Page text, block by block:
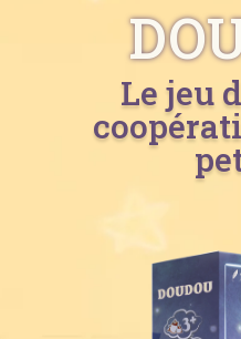
Le jeu